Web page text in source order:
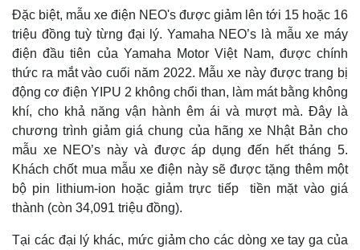
Đặc biệt, mẫu xe điện NEO's được giảm lên tới 15 hoặc 16
triệu đồng tuỳ từng đại lý. Yamaha NEO’s là mẫu xe máy
điện đầu tiên của Yamaha Motor Việt Nam, được chính
thức ra mắt vào cuối năm 2022. Mẫu xe này được trang bị
động cơ điện YIPU 2 không chổi than, làm mát bằng không
khí, cho khả năng vận hành êm ái và mượt mà. Đây là
chương trình giảm giá chung của hãng xe Nhật Bản cho
mẫu xe NEO’s này và được áp dụng đến hết tháng 5.
Khách chốt mua mẫu xe điện này sẽ được tặng thêm một
bộ pin lithium-ion hoặc giảm trực tiếp tiền mặt vào giá
thành (còn 34,091 triệu đồng).
Tại các đại lý khác, mức giảm cho các dòng xe tay ga của